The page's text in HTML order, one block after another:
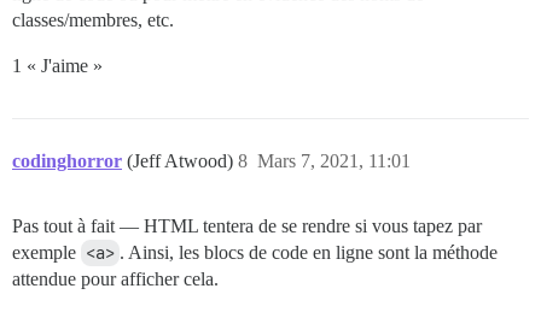
classes/membres, etc.
1 « J'aime »
codinghorror (Jeff Atwood) Mars 7, 2021, 11:01
8
Pas tout à fait — HTML tentera de se rendre si vous tapez par
exemple <a> . Ainsi, les blocs de code en ligne sont la méthode
attendue pour afficher cela.